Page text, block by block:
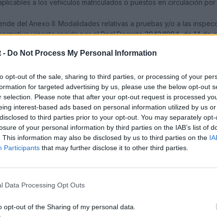
- Do Not Process My Personal Information
opt-out of the sale, sharing to third parties, or processing of your
for targeted advertising by us, please use the below opt-out
selection. Please note that after your opt-out request is processed
interest-based ads based on personal information utilized by us
to third parties prior to your opt-out. You may separately
of your personal information by third parties on the IAB’s list of
This information may also be disclosed by us to third parties on the
Participants that may further disclose it to other third parties.
Data Processing Opt Outs
opt-out of the Sharing of my personal data.
a los vehículos matriculados o puestos en circulación
del Anexo II: Modalidades relativas a pruebas y/o a las
vigente regida por el Real Decreto 2042/1994, de 14 de
matriculados en el territorio nacional, cualquiera que sea su
por otro recientemente (cosa que ignoro), o entonces
ITV ¿no os parece? Será un complot de los fabricantes para